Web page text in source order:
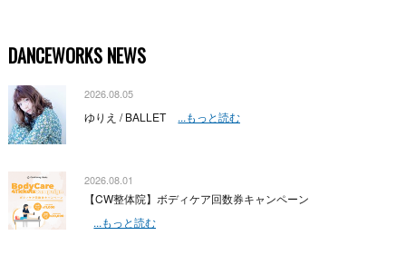
DANCEWORKS NEWS
2026.08.05
ゆりえ / BALLET ...もっと読む
2026.08.01
【CW整体院】ボディケア回数券キャンペーン
...もっと読む